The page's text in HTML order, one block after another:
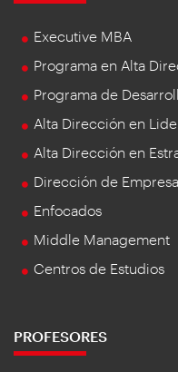
Executive MBA
Programa en Alta
Programa de
Alta Dirección en
Alta Dirección en
Dirección de
Enfocados
Middle Management
Centros de Estudios
PROFESORES